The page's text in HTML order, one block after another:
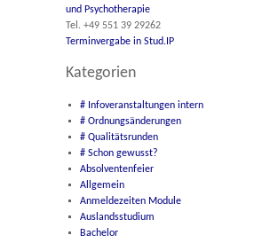
und Psychotherapie
Tel. +49 551 39 29262
Terminvergabe in Stud.IP
Kategorien
# Infoveranstaltungen intern
# Ordnungsänderungen
# Qualitätsrunden
# Schon gewusst?
Absolventenfeier
Allgemein
Anmeldezeiten Module
Auslandsstudium
Bachelor